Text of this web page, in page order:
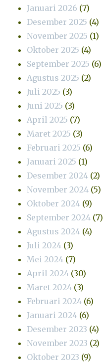
Januari 2026 (7)
Desember 2025 (4)
November 2025 (1)
Oktober 2025 (4)
September 2025 (6)
Agustus 2025 (2)
Juli 2025 (3)
Juni 2025 (3)
April 2025 (7)
Maret 2025 (3)
Februari 2025 (6)
Januari 2025 (1)
Desember 2024 (2)
November 2024 (5)
Oktober 2024 (9)
September 2024 (7)
Agustus 2024 (4)
Juli 2024 (3)
Mei 2024 (7)
April 2024 (30)
Maret 2024 (3)
Februari 2024 (6)
Januari 2024 (6)
Desember 2023 (4)
November 2023 (2)
Oktober 2023 (9)